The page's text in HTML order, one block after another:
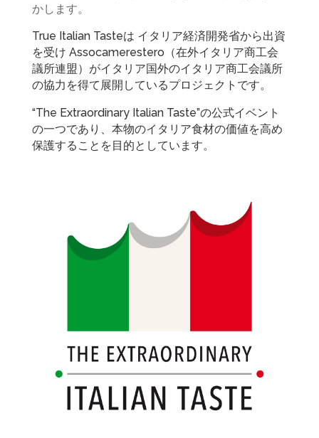
かします。
True Italian Tasteは イタリア経済開発省から出資
を受け Assocamerestero（在外イタリア商工会
議所連盟）がイタリア国外のイタリア商工会議所
の協力を得て展開しているプロジェクトです。
“The Extraordinary Italian Taste”の公式イベント
の一つであり、本物のイタリア食材の価値を高め
保護することを目的としています。